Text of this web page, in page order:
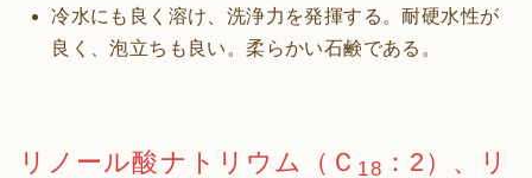
冷水にも良く溶け、洗浄力を発揮する。耐硬水性が
良く、泡立ちも良い。柔らかい石鹸である。
リノール酸ナトリウム（Ｃ 18 ：2）、リ